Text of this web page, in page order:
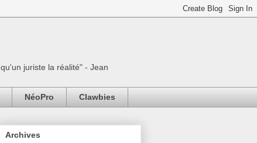
juriste la réalité" - Jean
NéoPro Clawbies
Archives